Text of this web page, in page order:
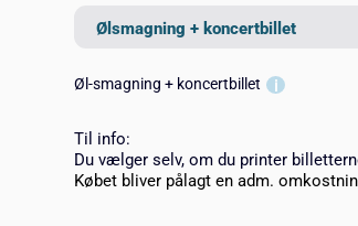
Ølsmagning + koncertbillet
Øl-smagning + koncertbillet
Til info:
Du vælger selv, om du printer
Købet bliver pålagt en adm.